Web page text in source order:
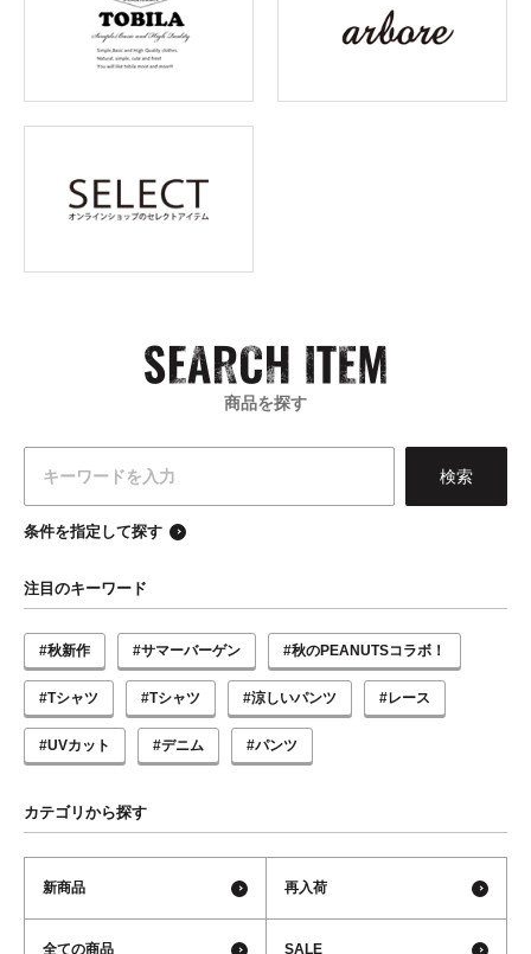
商品を探す
条件を指定して探す
注目のキーワード
#秋新作 #サマーバーゲン #秋のPEANUTSコラボ！
#Tシャツ #Tシャツ #涼しいパンツ #レース
#UVカット #デニム #パンツ
カテゴリから探す
新商品 再入荷
全ての商品 SALE